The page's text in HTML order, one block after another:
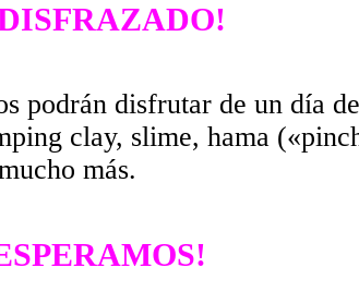
podrán disfrutar de un día
clay, slime, hama
más.